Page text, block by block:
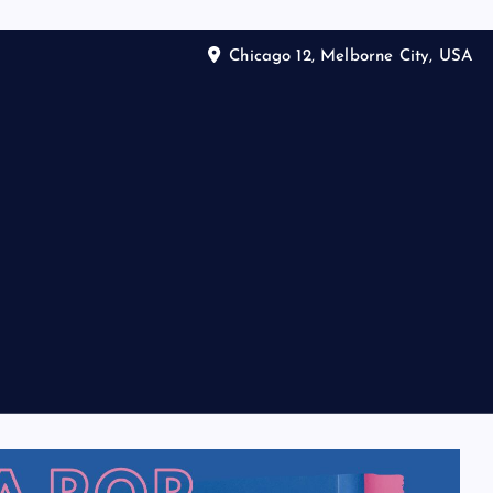
Chicago 12, Melborne City, USA